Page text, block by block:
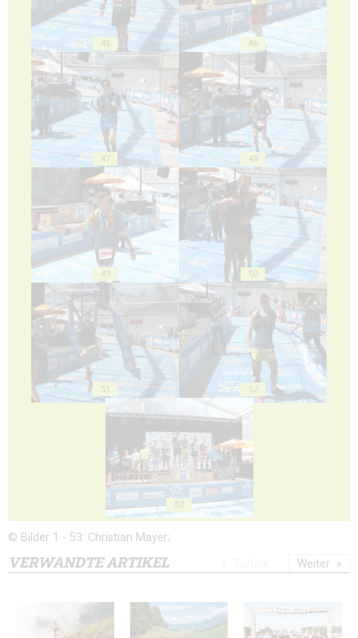
45 46
47 48
49 50
51 52
53
© Bilder 1 - 53: Christian Mayer;
VERWANDTE ARTIKEL Weiter